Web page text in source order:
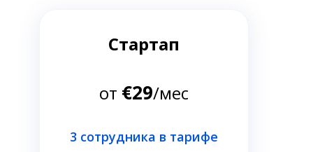
Стартап
от €29/мес
3 сотрудника в тарифе